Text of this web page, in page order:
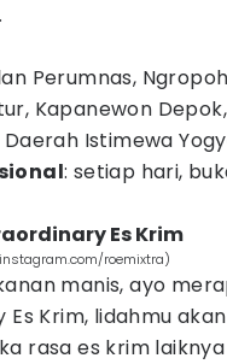
Perumnas,
Kapanewon
Istimewa
: setiap hari,
Es Krim
roemixtra)
manis, ayo
Es Krim, lidahmu
rasa es krim